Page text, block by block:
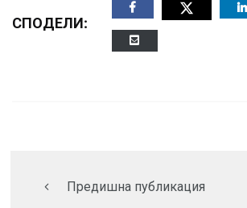
СПОДЕЛИ:
Предишна публикация